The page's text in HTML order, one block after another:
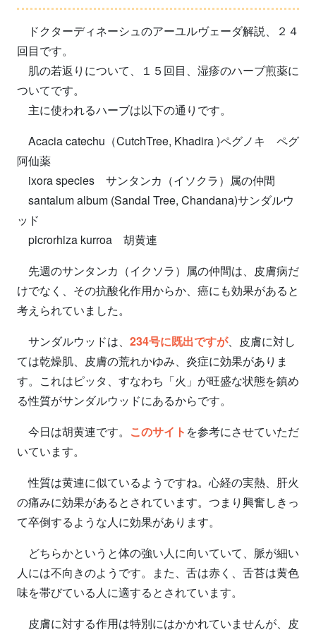
ドクターディネーシュのアーユルヴェーダ解説、２４
回目です。
肌の若返りについて、１５回目、湿疹のハーブ煎薬に
ついてです。
主に使われるハーブは以下の通りです。
Acacia catechu（CutchTree, Khadira )ペグノキ ペグ
阿仙薬
ixora species サンタンカ（イソクラ）属の仲間
santalum album (Sandal Tree, Chandana)サンダルウ
ッド
picrorhiza kurroa 胡黄連
先週のサンタンカ（イクソラ）属の仲間は、皮膚病だ
けでなく、その抗酸化作用からか、癌にも効果があると
考えられていました。
サンダルウッドは、 234号に既出ですが、皮膚に対し
ては乾燥肌、皮膚の荒れかゆみ、炎症に効果がありま
す。これはピッタ、すなわち「火」が旺盛な状態を鎮め
る性質がサンダルウッドにあるからです。
今日は胡黄連です。 このサイト を参考にさせていただ
いています。
性質は黄連に似ているようですね。心経の実熱、肝火
の痛みに効果があるとされています。つまり興奮しきっ
て卒倒するような人に効果があります。
どちらかというと体の強い人に向いていて、脈が細い
人には不向きのようです。また、舌は赤く、舌苔は黄色
味を帯びている人に適するとされています。
皮膚に対する作用は特別にはかかれていませんが、皮